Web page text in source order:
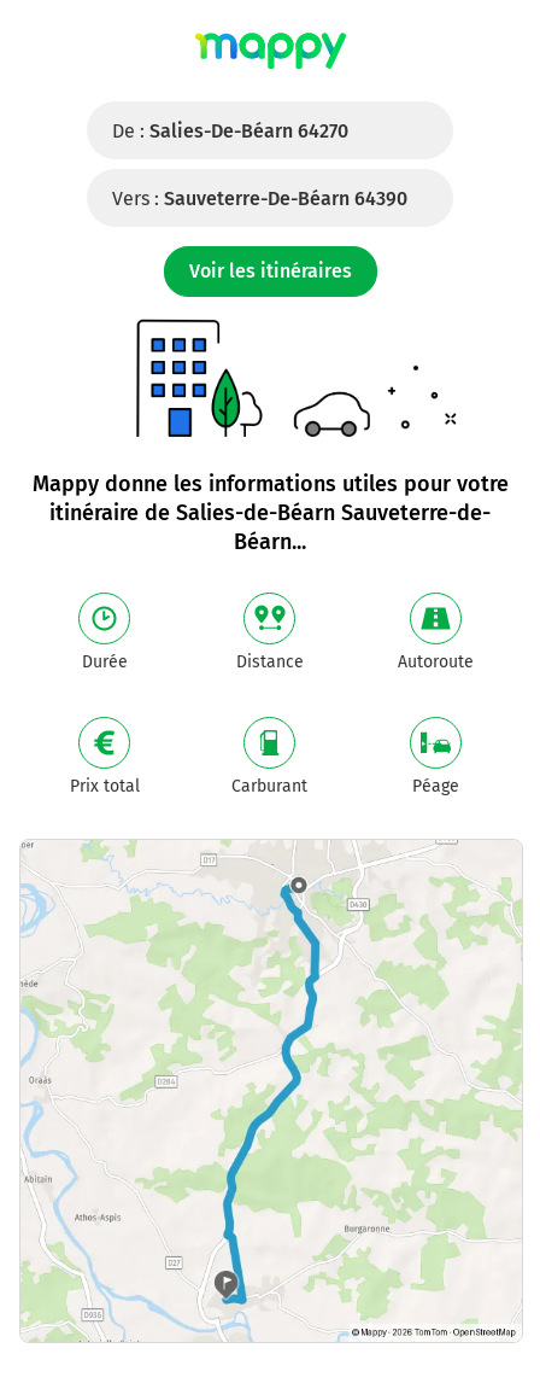
De : Salies-De-Béarn 64270
Vers : Sauveterre-De-Béarn 64390
Voir les itinéraires
Mappy donne les informations utiles pour votre
itinéraire de Salies-de-Béarn Sauveterre-de-
Béarn...
Durée Distance Autoroute
Prix total Carburant Péage